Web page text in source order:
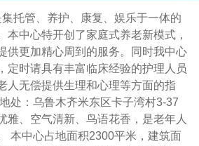
托管、养护、康复、娱乐于一体的
本中心特开创了家庭式养老新模式，
供更加精心周到的服务。同时我中心
定时请具有丰富临床经验的护理人员
人无偿提供生理和心理等方面的指
处：乌鲁木齐米东区卡子湾村3-37
雅、空气清新、鸟语花香，是老年人
本中心占地面积2300平米，建筑面